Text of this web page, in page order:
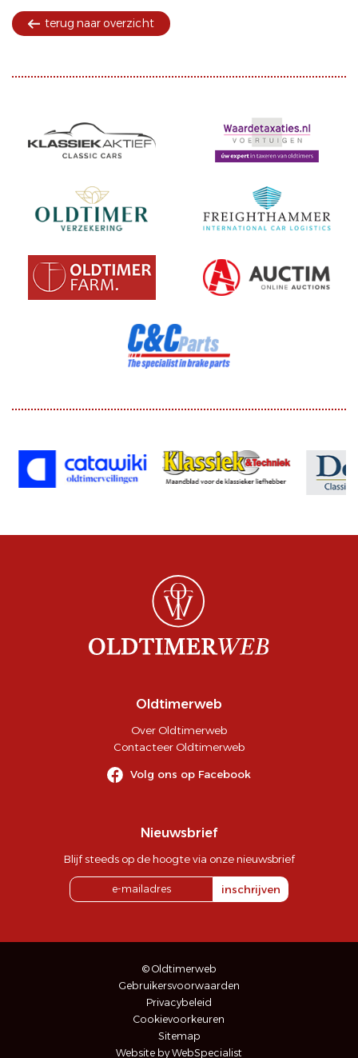
terug naar overzicht
Oldtimerweb
Over Oldtimerweb
Contacteer Oldtimerweb
Volg ons op Facebook
Nieuwsbrief
Blijf steeds op de hoogte via onze nieuwsbrief
inschrijven
© Oldtimerweb
Gebruikersvoorwaarden
Privacybeleid
Cookievoorkeuren
Sitemap
Website by WebSpecialist